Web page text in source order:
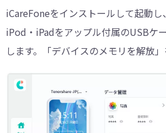
iCareFoneをインストールして起動し
iPod・iPadをアップル付属のUSBケ
します。「デバイスのメモリを解放」